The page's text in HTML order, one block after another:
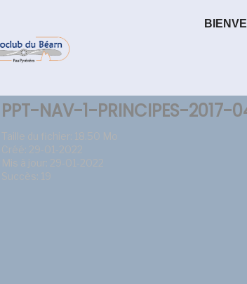
PPT-NAV-1-PRINCIPES-2017-
Taille du fichier: 18.50 Mo
Créé: 29-01-2022
Mis à jour: 29-01-2022
Succès: 19